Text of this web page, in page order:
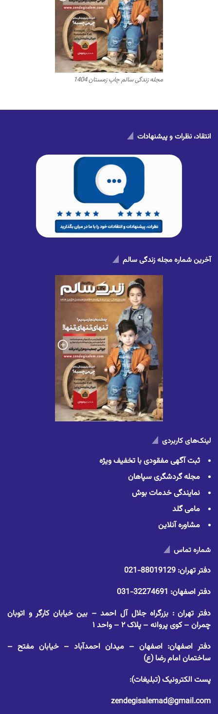
مجله زندگی سالم چاپ زمستان 1404
انتقاد، نظرات و پیشنهادات
آخرین شماره مجله زندگی سالم
لینک‌های کاربردی
ثبت آگهی مفقودی با تخفیف ویژه
مجله گردشگری سپاهان
نمایندگی خدمات بوش
مامی گلد
مشاوره آنلاین
شماره تماس
دفتر تهران: 88019129-021
دفتر اصفهان: 32274691-031
دفتر تهران : بزرگراه جلال آل احمد – بین خیابان کارگر و اتوبان
چمران – کوی پروانه – پلاک ۲ – واحد ۱
دفتر اصفهان: اصفهان – میدان احمدآباد – خیابان مفتح –
ساختمان امام رضا (ع)
پست الکترونیک (تبلیغات):
zendegisalemad@gmail.com